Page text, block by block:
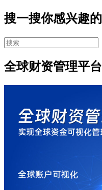
搜一搜你感兴趣的
全球财资管理平台